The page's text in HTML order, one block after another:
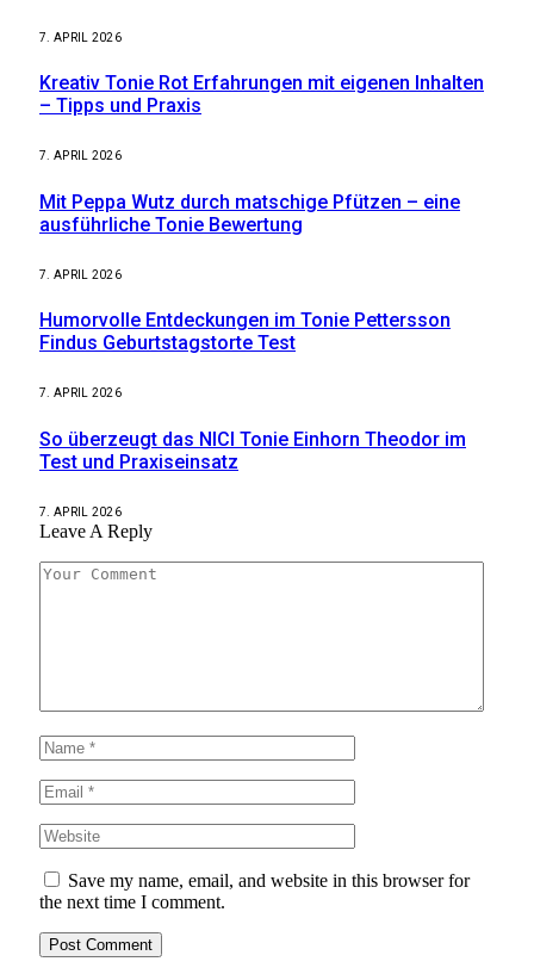
7. APRIL 2026
Kreativ Tonie Rot Erfahrungen mit eigenen Inhalten
– Tipps und Praxis
7. APRIL 2026
Mit Peppa Wutz durch matschige Pfützen – eine
ausführliche Tonie Bewertung
7. APRIL 2026
Humorvolle Entdeckungen im Tonie Pettersson
Findus Geburtstagstorte Test
7. APRIL 2026
So überzeugt das NICI Tonie Einhorn Theodor im
Test und Praxiseinsatz
7. APRIL 2026
Leave A Reply
Save my name, email, and website in this browser for
the next time I comment.